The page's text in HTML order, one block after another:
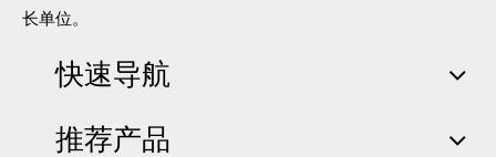
长单位。
快速导航
推荐产品